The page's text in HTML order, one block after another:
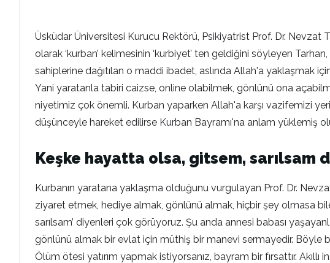
Üsküdar Üniversitesi Kurucu Rektörü, Psikiyatrist Prof. Dr. Nevzat
olarak ‘kurban’ kelimesinin ‘kurbiyet’ ten geldiğini söyleyen
sahiplerine dağıtılan o maddi ibadet, aslında Allah'a yaklaşmak
Yani yaratanla tabiri caizse, online olabilmek, gönlünü ona
niyetimiz çok önemli. Kurban yaparken Allah'a karşı vazifemizi
düşünceyle hareket edilirse Kurban Bayramı'na anlam yüklemiş
Keşke hayatta olsa, gitsem, sarılsam
Kurbanın yaratana yaklaşma olduğunu vurgulayan Prof. Dr.
ziyaret etmek, hediye almak, gönlünü almak, hiçbir şey olmasa
sarılsam’ diyenleri çok görüyoruz. Şu anda annesi babası
gönlünü almak bir evlat için müthiş bir manevi sermayedir. Böyle bir
Ölüm ötesi yatırım yapmak istiyorsanız, bayram bir fırsattır.